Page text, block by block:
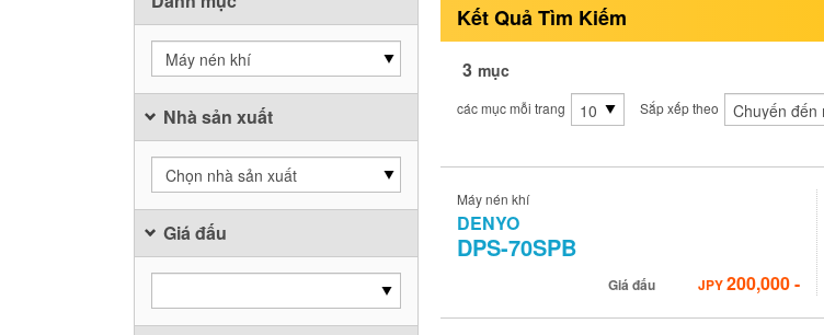
Máy nén khí
Nhà sản xuất
Chọn nhà sản xuất
Giá đấu
Kết Quả Tìm Kiếm
3 mục
các mục mỗi trang Sắp xếp theo
Máy nén khí
DENYO
DPS-70SPB
Giá đấu JPY200,000-